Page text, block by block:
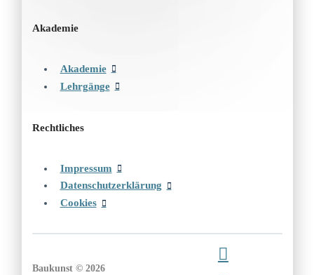
Akademie
Akademie
Lehrgänge
Rechtliches
Impressum
Datenschutzerklärung
Cookies
Baukunst © 2026